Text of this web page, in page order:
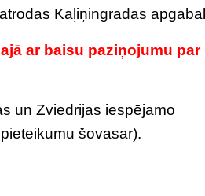
Kaļiņingradas
ar baisu paziņojumu par
un Zviedrijas iespējamo
šovasar).